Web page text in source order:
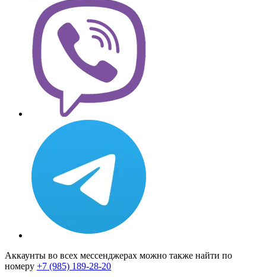
Аккаунты во всех мессенджерах можно также найти по
номеру +7 (985) 189-28-20